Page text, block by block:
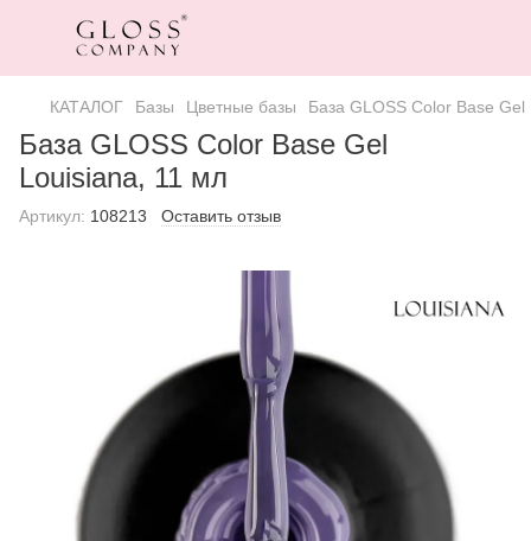
КАТАЛОГ Базы Цветные базы База GLOSS Color Base
База GLOSS Color Base Gel
Louisiana, 11 мл
Артикул: 108213 Оставить отзыв